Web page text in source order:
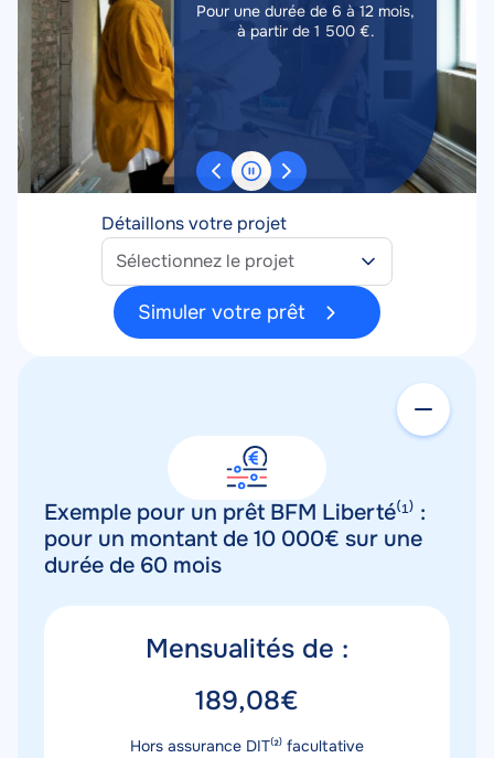
À partir de
2%
TAEG fixe
Pour une durée de 6 à 12 mois,
à partir de 1 500 €.
Détaillons votre projet
Simuler votre prêt
Exemple pour un prêt BFM Liberté⁽¹⁾ :
pour un montant de 10 000€ sur une
durée de 60 mois
mensualités
Mensualités de :
mensualités
189,08€
DescriptionHors assurance DIT⁽²⁾ facultative